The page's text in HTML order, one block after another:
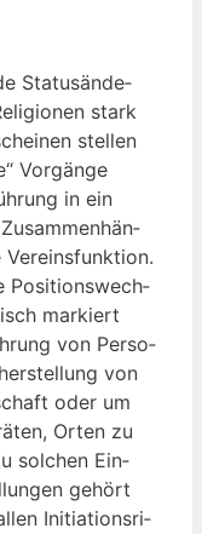
Sta­tus­än­de­
stark
stel­len
Vor­gän­ge
in ein
Posi­ti­ons­wech­
mar­kiert
von Per­so­
von
oder um
Orten zu
sol­chen Ein­
gehört
Initia­ti­ons­ri­